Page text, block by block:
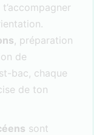
, préparation
de
bac, chaque
de ton
sont